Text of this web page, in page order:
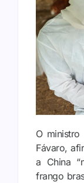
O ministro
Fávaro,
a China
frango